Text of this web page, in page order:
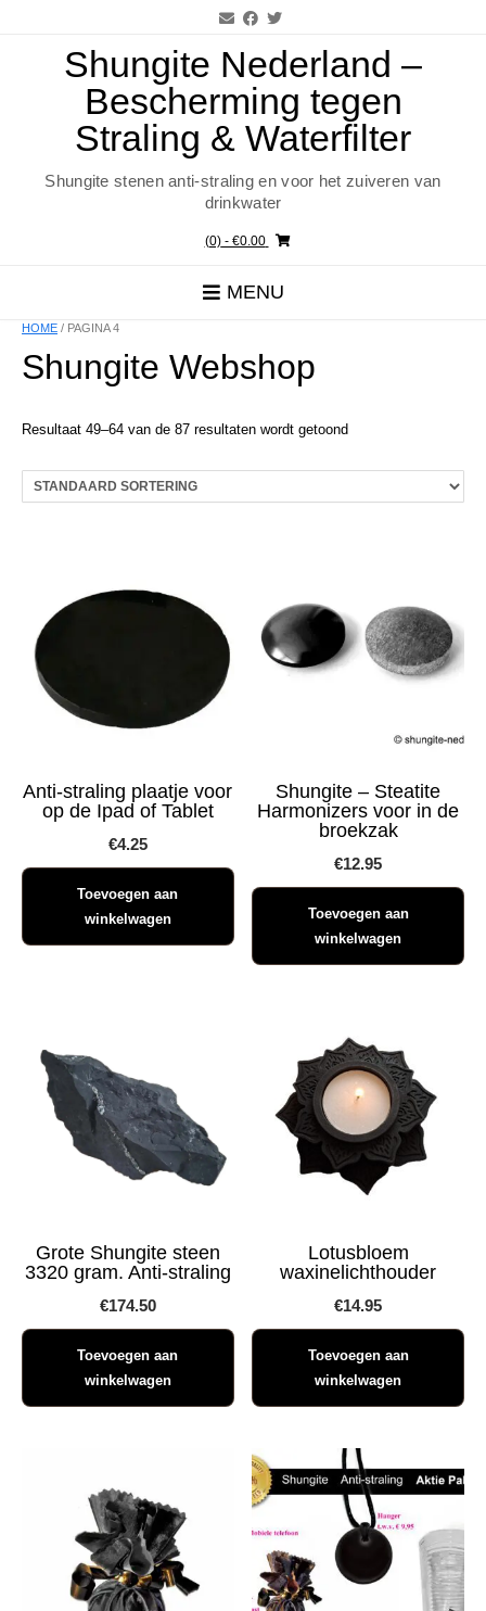
Shungite Nederland –
Bescherming tegen
Straling & Waterfilter
Shungite stenen anti-straling en voor het zuiveren van
drinkwater
(0)- €0.00
MENU
HOME / PAGINA 4
Shungite Webshop
Resultaat 49–64 van de 87 resultaten wordt getoond
Anti-straling plaatje voor
op de Ipad of Tablet
€4.25
Toevoegen aan
winkelwagen
Shungite – Steatite
Harmonizers voor in de
broekzak
€12.95
Toevoegen aan
winkelwagen
Grote Shungite steen
3320 gram. Anti-straling
€174.50
Toevoegen aan
winkelwagen
Lotusbloem
waxinelichthouder
€14.95
Toevoegen aan
winkelwagen